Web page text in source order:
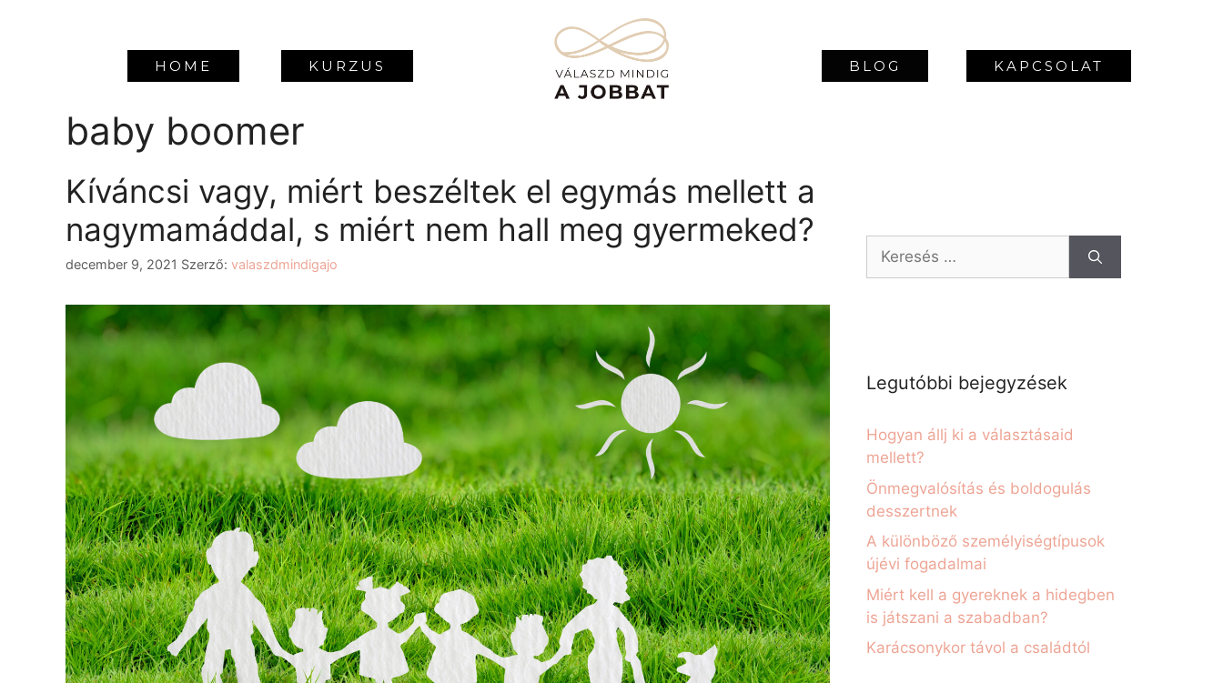
HOME KURZUS BLOG KAPCSOLAT
baby boomer
Kíváncsi vagy, miért beszéltek el egymás mellett a
nagymamáddal, s miért nem hall meg gyermeked?
december 9, 2021 Szerző: valaszdmindigajo
Legutóbbi bejegyzések
Hogyan állj ki a választásaid
mellett?
Önmegvalósítás és boldogulás
desszertnek
A különböző személyiségtípusok
újévi fogadalmai
Miért kell a gyereknek a hidegben
is játszani a szabadban?
Karácsonykor távol a családtól